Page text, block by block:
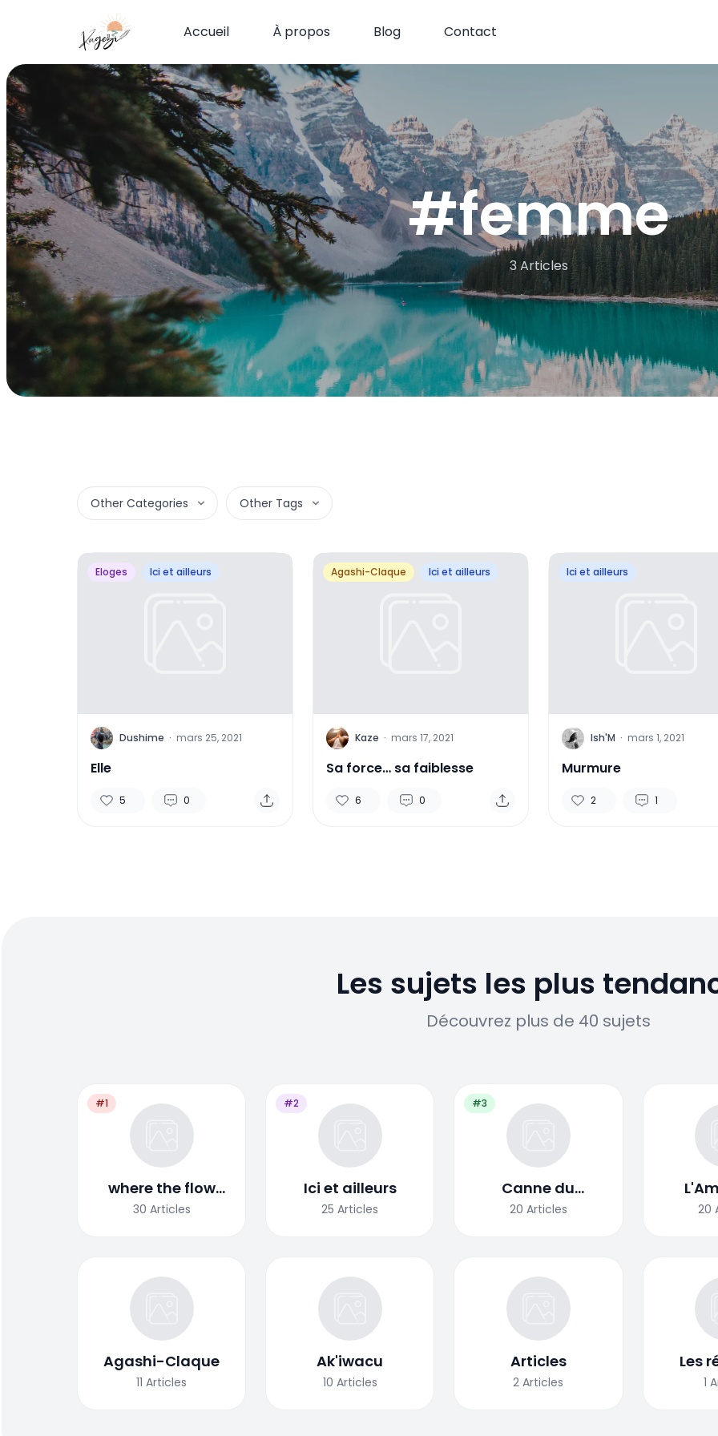
Accueil À propos Blog Contact
#femme
3 Articles
Other Categories Other Tags
Eloges Ici et ailleurs
D Dushime · mars 25, 2021
Elle
5 0
Agashi-Claque Ici et ailleurs
K Kaze · mars 17, 2021
Sa force… sa faiblesse
6 0
Ici et ailleurs
I Ish'M · mars 1, 2021
Murmure
2 1
Les sujets les plus
Découvrez plus de 40 sujets
#1
where the flow
leads us
30 Articles
#2
Ici et ailleurs
25 Articles
#3
Canne du
voyageur
20 Articles 20
Agashi-Claque
11 Articles
Ak'iwacu
10 Articles
Articles
2 Articles
Les
1